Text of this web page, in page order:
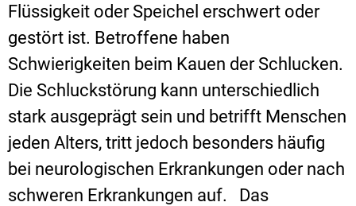
Flüssigkeit oder Speichel erschwert oder
gestört ist. Betroffene haben
Schwierigkeiten beim Kauen der Schlucken.
Die Schluckstörung kann unterschiedlich
stark ausgeprägt sein und betrifft Menschen
jeden Alters, tritt jedoch besonders häufig
bei neurologischen Erkrankungen oder nach
schweren Erkrankungen auf.
Das